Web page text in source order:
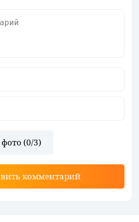
(0/3)
комментарий